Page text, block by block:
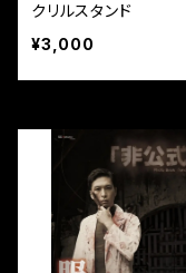
クリルスタンド
¥3,000